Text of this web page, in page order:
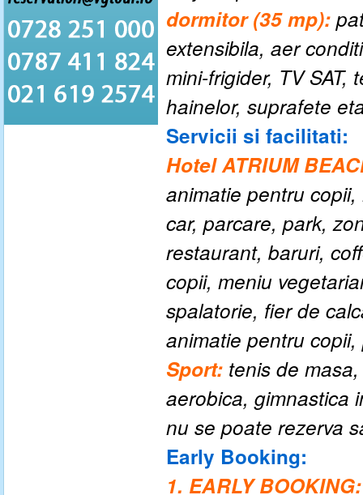
dormitor (35 mp):
extensibila, aer
mini-frigider, TV
hainelor, suprafete
Servicii si facilitati:
Hotel ATRIUM
animatie pentru
car, parcare, park,
restaurant, baruri,
copii, meniu
spalatorie, fier de
animatie pentru
Sport: tenis de
aerobica, gimnastica
nu se poate rezerva
Early Booking:
1. EARLY BOOKING: